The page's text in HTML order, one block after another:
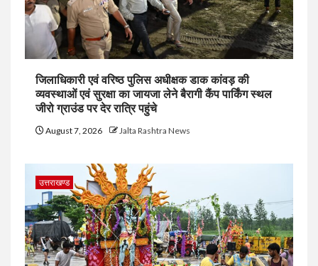
जिलाधिकारी एवं वरिष्ठ पुलिस अधीक्षक डाक कांवड़ की
व्यवस्थाओं एवं सुरक्षा का जायजा लेने बैरागी कैंप पार्किंग स्थल
जीरो ग्राउंड पर देर रात्रि पहुंचे
August 7, 2026 Jalta Rashtra News
उत्तराखण्ड